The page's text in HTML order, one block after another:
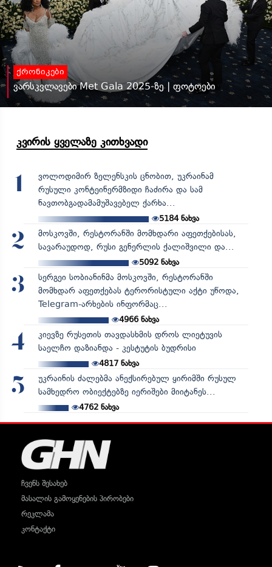
ქრონიკები
ვარსკვლავები Met Gala 2025-ზე | ფოტოები
კვირის ყველაზე კითხვადი
1
ვოლოდიმირ ზელენსკის ცნობით, უკრაინამ
რუსული კონტეინერმზიდი ჩაძირა და სამ
ნავთობგადამამუშავებელ ქარხა...
5184ნახვა
2
მოსკოვში, რესტორანში მომხდარი აფეთქებისას,
სავარაუდოდ, რუსი გენერლის ქალიშვილი და...
5092ნახვა
3
სერგეი სობიანინმა მოსკოვში, რესტორანში
მომხდარ აფეთქებას ტერორისტული აქტი უწოდა,
Telegram-არხების ინფორმაც...
4966ნახვა
4
კიევზე რუსეთის თავდასხმის დროს ლიეტუვის
საელჩო დაზიანდა - კესტუტის ბუდრისი
4817ნახვა
5
უკრაინის ძალებმა ანექსირებულ ყირიმში რუსულ
სამხედრო ობიექტებზე იერიშები მიიტანეს...
4762ნახვა
ჩვენს შესახებ
მასალის გამოყენების პირობები
რეკლამა
კონტაქტი